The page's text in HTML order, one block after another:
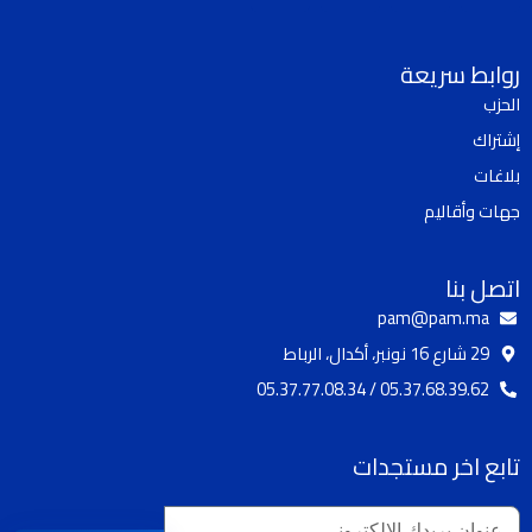
b
o
o
k
a
روابط سريعة
الحزب
إشتراك
بلاغات
جهات وأقاليم
اتصل بنا
pam@pam.ma
29 شارع 16 نونبر، أكدال، الرباط
05.37.68.39.62 / 05.37.77.08.34
تابع اخر مستجدات